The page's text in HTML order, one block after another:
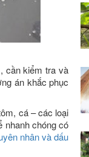
cần kiểm tra và
án khắc phục
cá – các loại
nhanh chóng có
nhân và dấu